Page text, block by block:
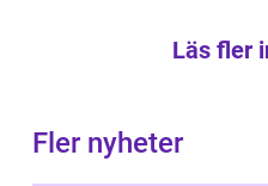
Läs fler
Fler nyheter